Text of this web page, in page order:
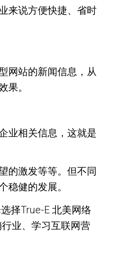
来说方便快捷、省时
网站的新闻信息，从
果。
业相关信息，这就是
的激发等等。但不同
健的发展。
择True-E 北美网络
业、学习互联网营